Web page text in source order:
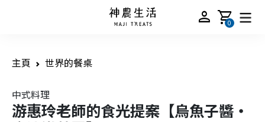
person shopping_cart
0
主頁 世界的餐桌
中式料理
游惠玲老師的食光提案【烏魚子醬・